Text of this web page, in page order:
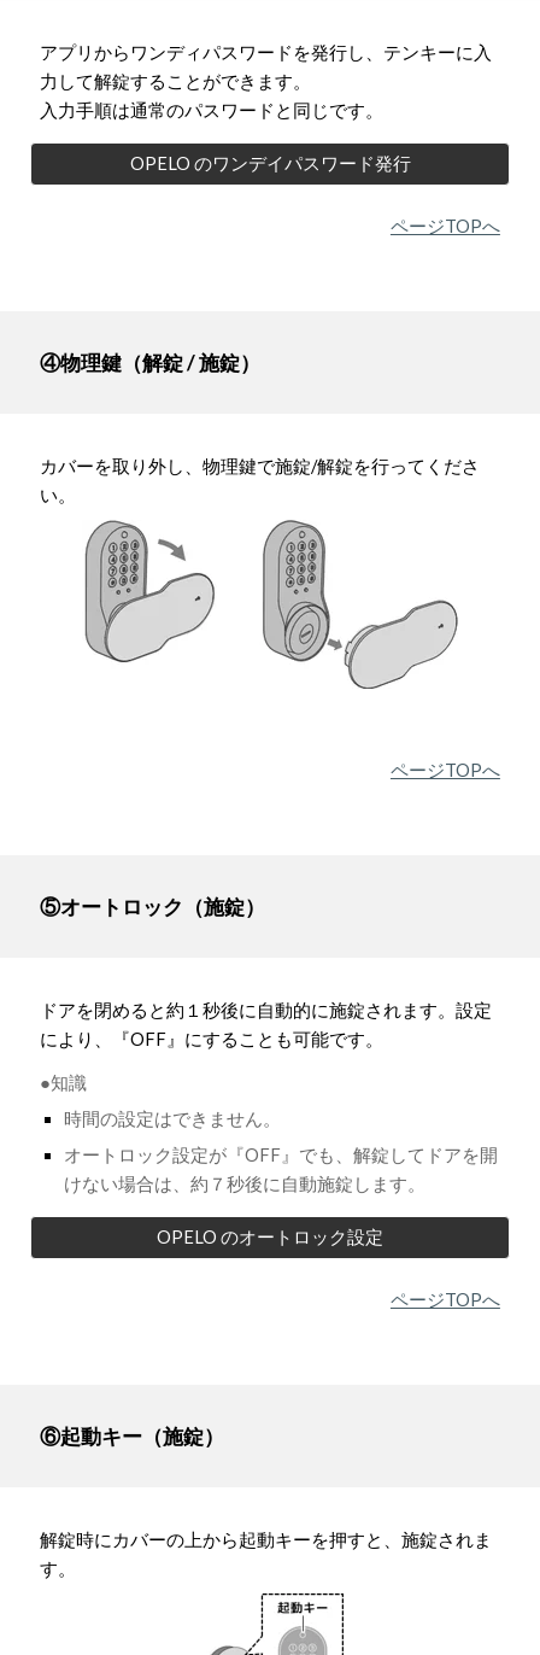
アプリからワンディパスワードを発行し、テンキーに入
力して解錠することができます。
入力手順は通常のパスワードと同じです。
OPELO のワンデイパスワード発行
ページTOPへ
④物理鍵（解錠 / 施錠）
カバーを取り外し、物理鍵で施錠/解錠を行ってくださ
い。
ページTOPへ
⑤オートロック（施錠）
ドアを閉めると約１秒後に自動的に施錠されます。設定
により、『OFF』にすることも可能です。
●知識
時間の設定はできません。
オートロック設定が『OFF』でも、解錠してドアを開
けない場合は、約７秒後に自動施錠します。
OPELO のオートロック設定
ページTOPへ
⑥起動キー（施錠）
解錠時にカバーの上から起動キーを押すと、施錠されま
す。